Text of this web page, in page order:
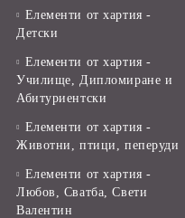
Елементи от хартия -
Детски
Елементи от хартия -
Училище, Дипломиране и
Абитуриентски
Елементи от хартия -
Животни, птици, пеперуди
Елементи от хартия -
Любов, Сватба, Свети
Валентин